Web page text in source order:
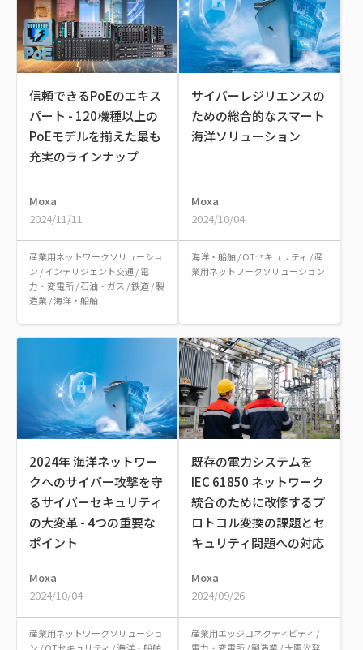
信頼できるPoEのエキス
パート - 120機種以上の
PoEモデルを揃えた最も
充実のラインナップ
Moxa
2024/11/11
産業用ネットワークソリューショ
ン /インテリジェント交通 /電
力・変電所/石油・ガス /鉄道/製
造業/海洋・船舶
サイバーレジリエンスの
ための総合的なスマート
海洋ソリューション
Moxa
2024/10/04
海洋・船舶/OTセキュリティ /産
業用ネットワークソリューション
2024年 海洋ネットワー
クへのサイバー攻撃を守
るサイバーセキュリティ
の大変革 - 4つの重要な
ポイント
Moxa
2024/10/04
産業用ネットワークソリューショ
既存の電力システムを
IEC 61850 ネットワーク
統合のために改修するプ
ロトコル変換の課題とセ
キュリティ問題への対応
Moxa
2024/09/26
産業用エッジコネクティビティ /